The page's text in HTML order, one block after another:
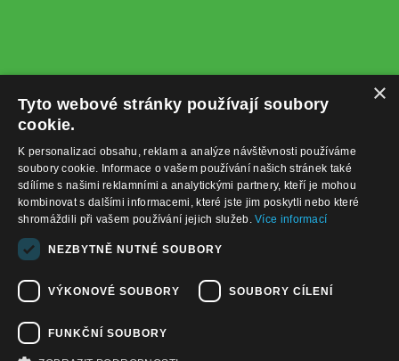
+420732122225
obchod@baterie-nabijecka.cz
Navigace
Úvodní strana
×
Tyto webové stránky používají soubory
cookie.
K personalizaci obsahu, reklam a analýze návštěvnosti používáme
soubory cookie. Informace o vašem používání našich stránek také
sdílíme s našimi reklamními a analytickými partnery, kteří je mohou
kombinovat s dalšími informacemi, které jste jim poskytli nebo které
shromáždili při vašem používání jejich služeb.Více informací
NEZBYTNĚ NUTNÉ SOUBORY
VÝKONOVÉ SOUBORY SOUBORY CÍLENÍ
FUNKČNÍ SOUBORY